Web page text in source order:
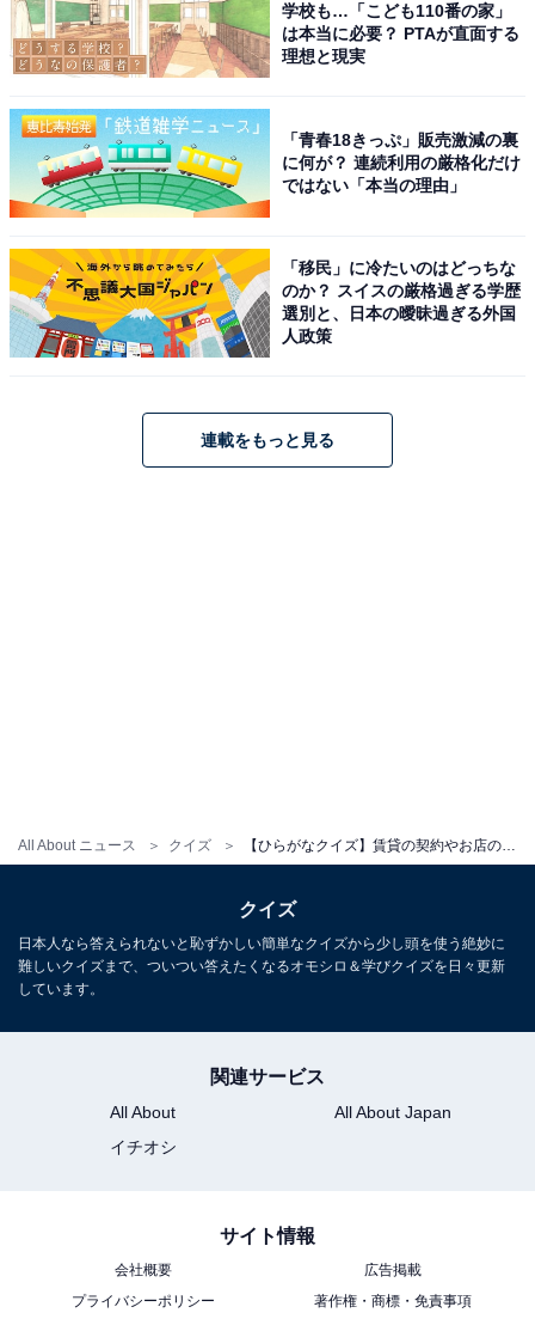
All About ニュース クイズ 【ひらがなクイズ】賃貸の契約やお店の利用方法に共通する2文字は？ 1分以内で挑戦！
学校も…「こども110番の家」
は本当に必要？ PTAが直面する
理想と現実
「青春18きっぷ」販売激減の裏
に何が？ 連続利用の厳格化だけ
ではない「本当の理由」
「移民」に冷たいのはどっちな
のか？ スイスの厳格過ぎる学歴
選別と、日本の曖昧過ぎる外国
人政策
連載をもっと見る
クイズ
日本人なら答えられないと恥ずかしい簡単なクイズから少し頭を使う絶妙に
難しいクイズまで、ついつい答えたくなるオモシロ＆学びクイズを日々更新
しています。
関連サービス
All About
All About Japan
イチオシ
サイト情報
会社概要
広告掲載
プライバシーポリシー
著作権・商標・免責事項